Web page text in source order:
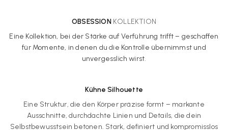
OBSESSIONKOLLEKTION
Eine Kollektion, bei der Stärke auf Verführung trifft – geschaffen
für Momente, in denen du die Kontrolle übernimmst und
unvergesslich wirst.
Kühne Silhouette
Eine Struktur, die den Körper präzise formt – markante
Ausschnitte, durchdachte Linien und Details, die dein
Selbstbewusstsein betonen. Stark, definiert und kompromisslos